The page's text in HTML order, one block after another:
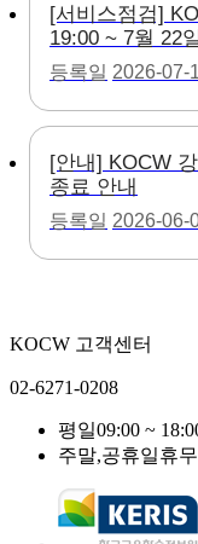
[서비스점검]
19:00 ~ 7월 22
등록일 2026-07-
[안내] KOCW
종료 안내
등록일 2026-06-
KOCW 고객센터
02-6271-0208
평일09:00 ~
주말,공휴일휴무